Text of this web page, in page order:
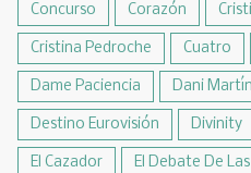
Concurso Corazón
Cristina Pedroche Cuatro
Dame Paciencia Dani
Destino Eurovisión Divinity
El Cazador El Debate De